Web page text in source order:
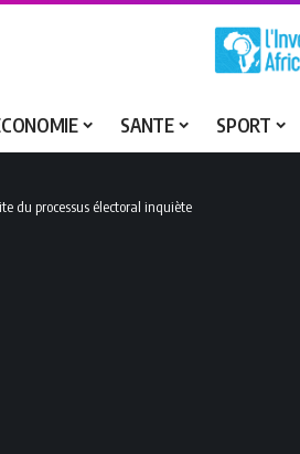
SANTE SPORT
du processus électoral inquiète